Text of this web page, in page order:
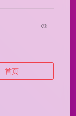
首页